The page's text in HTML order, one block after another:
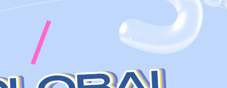
Создать напоминание
Оставь свою электронную почту, и